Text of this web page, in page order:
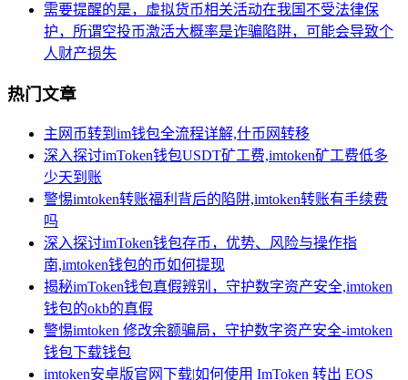
需要提醒的是，虚拟货币相关活动在我国不受法律保
护，所谓空投币激活大概率是诈骗陷阱，可能会导致个
人财产损失
热门文章
主网币转到im钱包全流程详解,什币网转移
深入探讨imToken钱包USDT矿工费,imtoken矿工费低多
少天到账
警惕imtoken转账福利背后的陷阱,imtoken转账有手续费
吗
深入探讨imToken钱包存币，优势、风险与操作指
南,imtoken钱包的币如何提现
揭秘imToken钱包真假辨别，守护数字资产安全,imtoken
钱包的okb的真假
警惕imtoken 修改余额骗局，守护数字资产安全-imtoken
钱包下载钱包
imtoken安卓版官网下载|如何使用 ImToken 转出 EOS